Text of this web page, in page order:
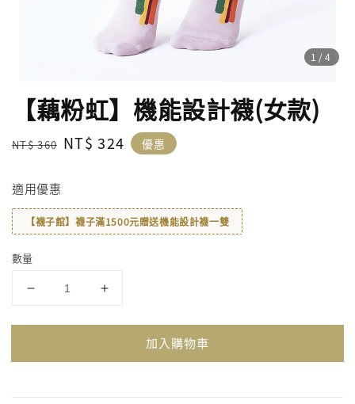
1 /4
【藕粉虹】機能設計襪(女款)
Regular
NT$ 360 Sale
NT$ 324 優惠
適用優惠
【襪子館】襪子滿1500元贈送機能設計襪一雙
數量
加入購物車